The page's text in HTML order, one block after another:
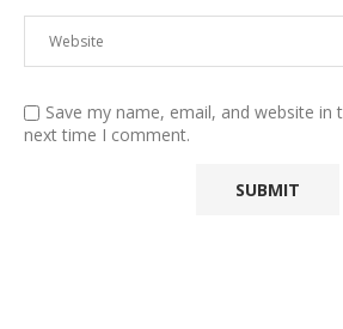
Save my name, email, and website in
next time I comment.